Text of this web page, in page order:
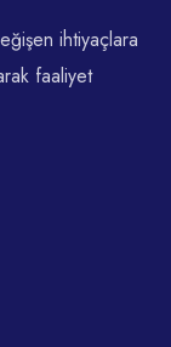
ihtiyaçlara
faaliyet